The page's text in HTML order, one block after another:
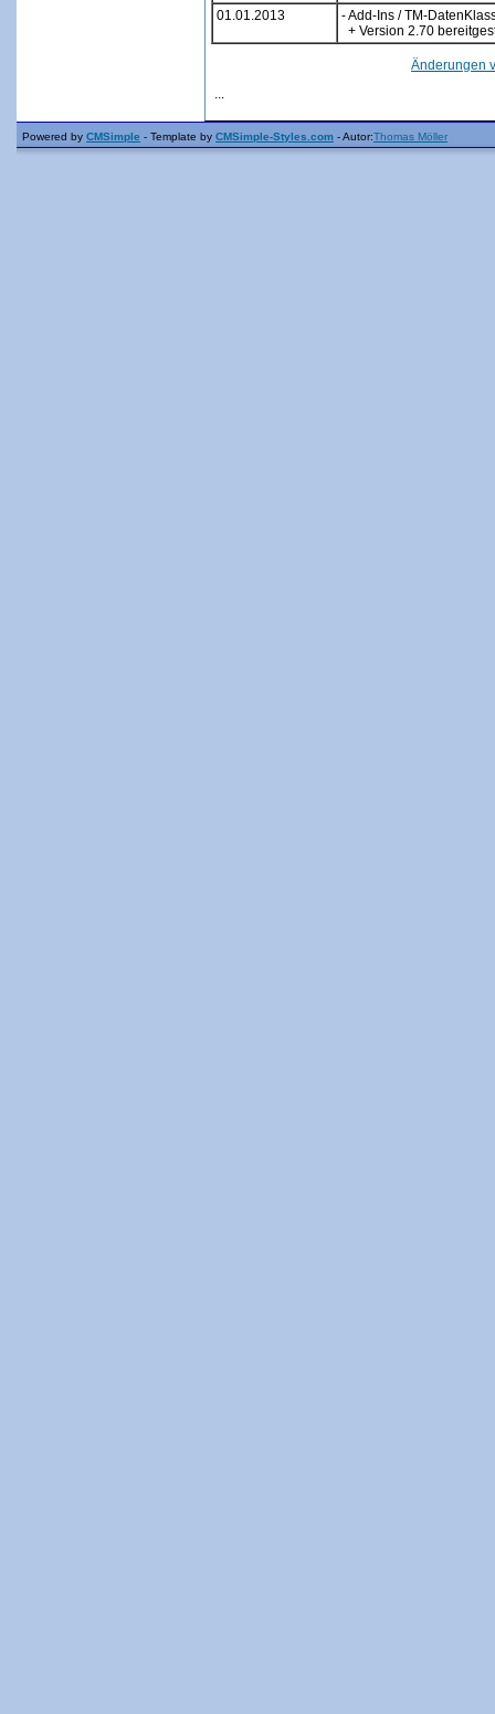
01.01.2013
- Add-Ins / TM-
+ Version 2.70
Änderungen
...
Powered by CMSimple - Template by CMSimple-Styles.com - Autor:Thomas Möller